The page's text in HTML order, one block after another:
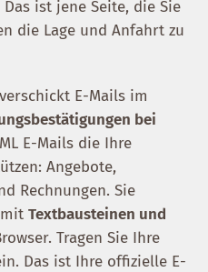
ist jene Seite, die Sie
die Lage und Anfahrt zu
E-Mails im
bei
E-Mails die Ihre
Angebote,
Rechnungen. Sie
Textbausteinen und
Tragen Sie Ihre
Das ist Ihre offizielle E-